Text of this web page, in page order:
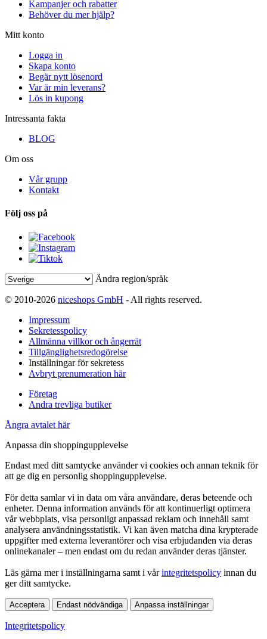
Kampanjer och rabatter
Behöver du mer hjälp?
Mitt konto
Logga in
Skapa konto
Begär nytt lösenord
Var är min leverans?
Lös in kupong
Intressanta fakta
BLOG
Om oss
Vår grupp
Kontakt
Följ oss på
Ändra region/språk
© 2010-2026 niceshops GmbH - All rights reserved.
Impressum
Sekretesspolicy
Allmänna villkor och ångerrät
Tillgänglighetsredogörelse
Inställningar för sekretess
Avbryt prenumeration här
Företag
Andra trevliga butiker
Ångra avtalet här
Anpassa din shoppingupplevelse
Endast med ditt samtycke använder vi cookies och annan teknik för
att ge dig en personlig shoppingupplevelse.
För detta samlar vi in data om våra användare, deras beteende och
enheter. Denna information används för att kontinuerligt optimera
vår webbplats, visa personligt anpassad reklam och innehåll samt
analysera användningsstatistik. Vi kan även matcha dina krypterade
uppgifter med externa leverantörer och visa erbjudanden via deras
onlinekanaler – men endast om du redan använder deras tjänster.
Läs gärna mer i inställningarna samt i vårintegritetspolicy innan du
ger ditt samtycke.
Acceptera Endast nödvändiga Anpassa inställningar
Integritetspolicy